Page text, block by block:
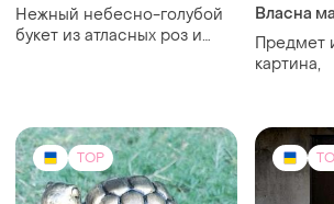
Нежный небесно-голубой
букет из атласных роз и
Власна
Предмет
картина,
TOP